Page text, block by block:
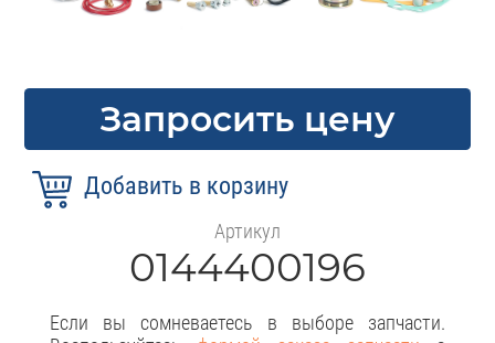
Запросить цену
Артикул
0144400196
Если вы сомневаетесь в выборе запчасти.